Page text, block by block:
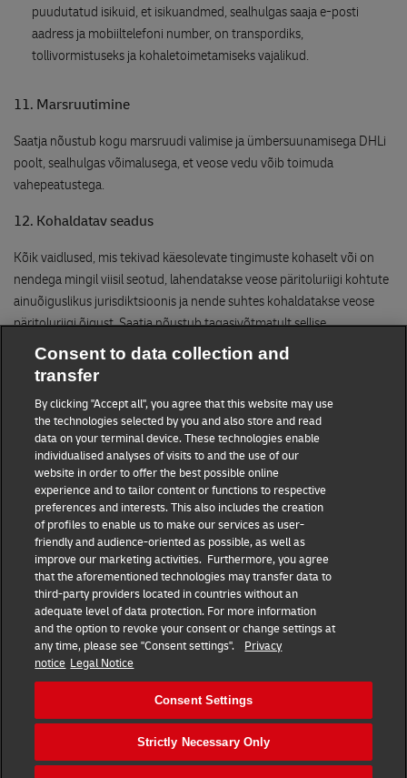
puudutatud isikuid, et isikuandmed, sealhulgas saaja e-posti
aadress ja mobiiltelefoni number, on transpordiks,
tollivormistuseks ja kohaletoimetamiseks vajalikud.
11. Marsruutimine
Saatja nõustub kogu marsruudi valimise ja ümbersuunamisega DHLi
poolt, sealhulgas võimalusega, et veose vedu võib toimuda
vahepeatustega.
12. Kohaldatav seadus
Kõik vaidlused, mis tekivad käesolevate tingimuste kohaselt või on
nendega mingil viisil seotud, lahendatakse veose päritoluriigi kohtute
ainuõiguslikus jurisdiktsioonis ja nende suhtes kohaldatakse veose
päritoluriigi õigust. Saatja nõustub tagasivõtmatult sellise
jurisdiktsiooniga, kui see ei ole vastuolus kehtiva õigusega.
13. Sätete kehtivus
Ühegi sätte kehtetus või rakendamatus ei avalda mõju käesolevate
Veotingimuste teistele osadele.
DHL Expressi veotingimused
Privaatsuspoliitika
DHL Express Estonia AS
DHL Express. Kõik õigused kaitstud.
Helista+372 6 808 555
Consent to data collection and
transfer
By clicking "Accept all", you agree that this website may use
the technologies selected by you and also store and read
data on your terminal device. These technologies enable
individualised analyses of visits to and the use of our
website in order to offer the best possible online
experience and to tailor content or functions to respective
preferences and interests. This also includes the creation
of profiles to enable us to make our services as user-
friendly and audience-oriented as possible, as well as
improve our marketing activities. Furthermore, you agree
that the aforementioned technologies may transfer data to
third-party providers located in countries without an
adequate level of data protection. For more information
and the option to revoke your consent or change settings at
any time, please see "Consent settings".
Privacy
notice Legal Notice
Consent Settings
Strictly Necessary Only